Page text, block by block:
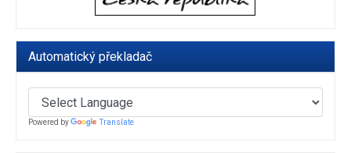
Automatický překladač
Powered by Translate